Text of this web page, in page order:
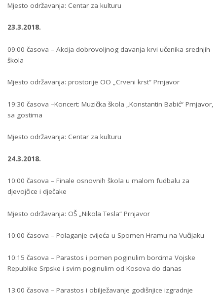
Mjesto održavanja: Centar za kulturu
23.3.2018.
09:00 časova – Akcija dobrovoljnog davanja krvi učenika srednjih
škola
Mjesto održavanja: prostorije OO „Crveni krst“ Prnjavor
19:30 časova –Koncert: Muzička škola „Konstantin Babić“ Prnjavor,
sa gostima
Mjesto održavanja: Centar za kulturu
24.3.2018.
10:00 časova – Finale osnovnih škola u malom fudbalu za
djevojčice i dječake
Mjesto održavanja: OŠ „Nikola Tesla“ Prnjavor
10:00 časova – Polaganje cvijeća u Spomen Hramu na Vučijaku
10:15 časova – Parastos i pomen poginulim borcima Vojske
Republike Srpske i svim poginulim od Kosova do danas
13:00 časova – Parastos i obilježavanje godišnjice izgradnje